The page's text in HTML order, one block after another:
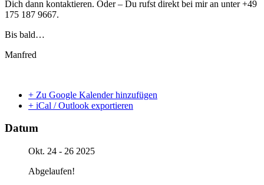
Dich dann kontaktieren. Oder – Du rufst direkt bei mir an unter +49
175 187 9667.
Bis bald…
Manfred
+ Zu Google Kalender hinzufügen
+ iCal / Outlook exportieren
Datum
Okt. 24 - 26 2025
Abgelaufen!